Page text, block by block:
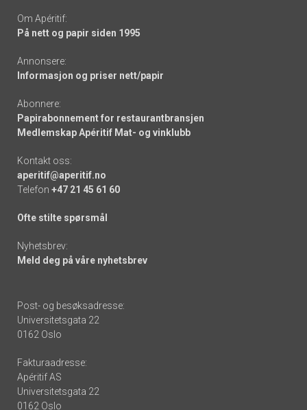
Om Apéritif:
På nett og papir siden 1995
Annonsere:
Informasjon og priser nett/papir
Abonnere:
Papirabonnement for restaurantbransjen
Medlemskap Apéritif Mat- og vinklubb
Kontakt oss:
aperitif@aperitif.no
Telefon +47 21 45 61 60
Ofte stilte spørsmål
Nyhetsbrev:
Meld deg på våre nyhetsbrev
Post- og besøksadresse:
Universitetsgata 22
0162 Oslo
Fakturaadresse:
Apéritif AS
Universitetsgata 22
0162 Oslo